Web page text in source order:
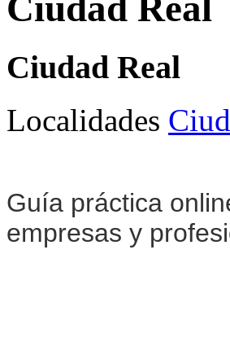
Ciudad Real
Ciudad Real
Localidades
Guía práctica
empresas y